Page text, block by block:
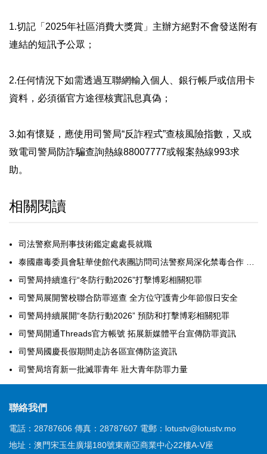
1.切記「2025年社區消費大獎賞」主辦方絕對不會發送附有
連結的短訊予公眾；
2.任何情況下如需透過互聯網輸入個人、銀行帳戶或信用卡
資料，必須循官方途徑核實訊息真偽；
3.如有懷疑，應使用司警局“反詐程式”查核風險指數，又或
致電司警局防詐騙查詢熱線88007777或報案熱線993求
助。
相關閱讀
司法警察局刑事技術鑑定處處長就職
司警局持續進行“冬防行動2026”打擊博彩相關犯罪
司警局展開警校聯合防罪巡查 全方位守護青少年節假日安全
司警局持續展開“冬防行動2026” 預防和打擊博彩相關犯罪
司警局開通Threads官方帳號 拓展新媒體平台宣傳防罪資訊
司警局國慶長假期間走訪各區宣傳防盜資訊
司警局培育新一批滅罪青年 壯大青年防罪力量
聯絡我們
電話：28787606 傳真：28787607 電郵：lotustv@lotustv.mo
地址：澳門宋玉生廣場180號東南亞商業中心22樓A-V座